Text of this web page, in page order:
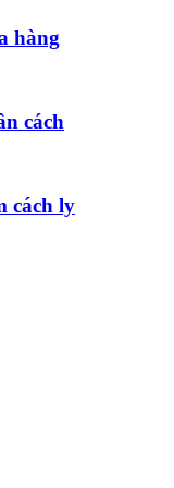
hàng
cách
cách ly